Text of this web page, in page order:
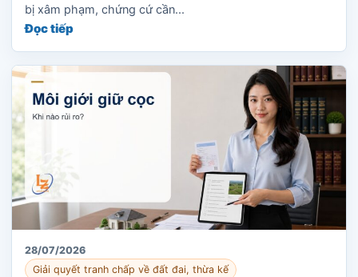
bị xâm phạm, chứng cứ cần...
Đọc tiếp
28/07/2026
Giải quyết tranh chấp về đất đai, thừa kế